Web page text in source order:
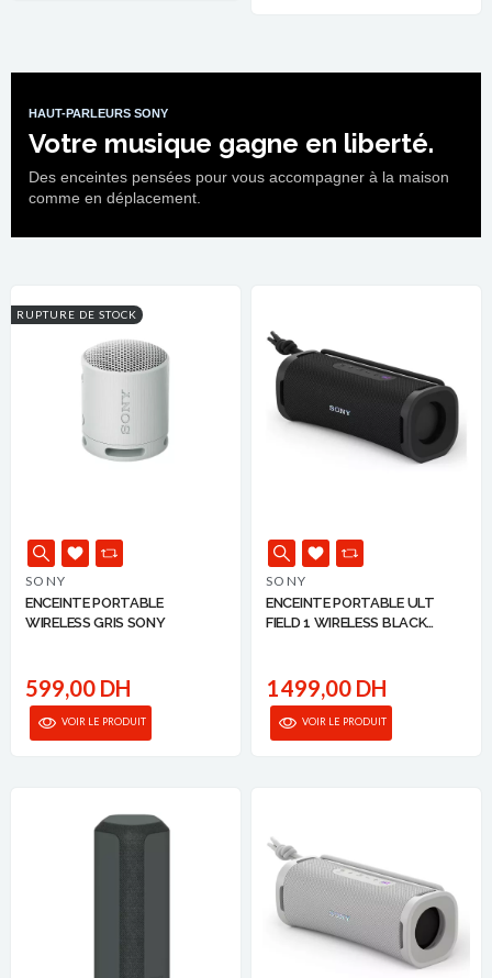
HAUT-PARLEURS SONY
Votre musique gagne en liberté.
Des enceintes pensées pour vous accompagner à la maison
comme en déplacement.
RUPTURE DE STOCK
SONY
ENCEINTE PORTABLE
WIRELESS GRIS SONY
599,00 DH
VOIR LE PRODUIT
SONY
ENCEINTE PORTABLE ULT
FIELD 1 WIRELESS BLACK
1 499,00 DH
VOIR LE PRODUIT